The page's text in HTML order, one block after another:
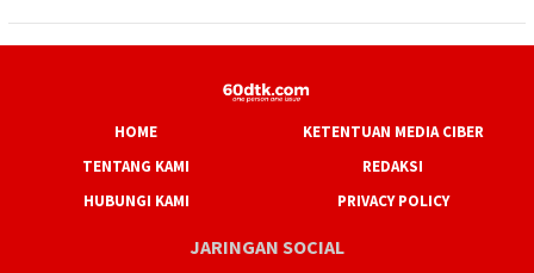
HOME
KETENTUAN MEDIA CIBER
TENTANG KAMI
REDAKSI
HUBUNGI KAMI
PRIVACY POLICY
JARINGAN SOCIAL